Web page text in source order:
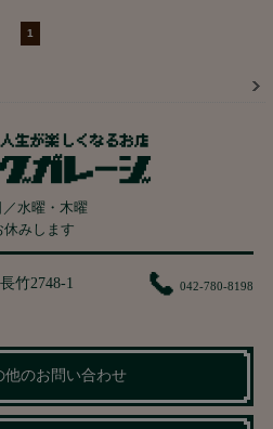
1
水曜・木曜
休みします
竹2748-1 042-780-8198
他のお問い合わせ